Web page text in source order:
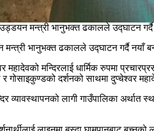
मन्त्री भानुभक्त ढकालले उद्घाटन गर्दै
भानुभक्त ढकालले उद्घाटन गर्दै नयाँ
मन्दिरलाई धार्मिक रुपमा
गोसाइकुण्डको दर्शनको साथमा दुप्चेश्वर
व्यावस्थापनको लागी गाउँपालिका